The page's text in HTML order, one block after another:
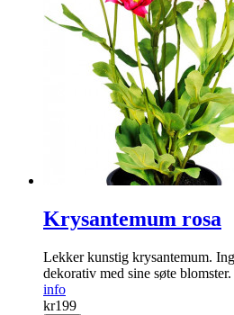
Krysantemum rosa
Lekker kunstig krysantemum.
dekorativ med sine søte blomster.
info
kr199